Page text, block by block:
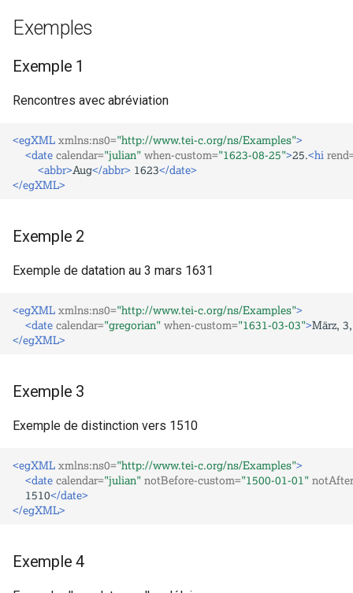
Exemples
Exemple 1
Rencontres avec abréviation
<egXML xmlns:ns0="http://www.tei-c.org/ns/Examples">
<date calendar="julian" when-custom="1623-08-25">25. <hi
<abbr>Aug</abbr> 1623</date>
</egXML>
Exemple 2
Exemple de datation au 3 mars 1631
<egXML xmlns:ns0="http://www.tei-c.org/ns/Examples">
<date calendar="gregorian" when-custom="1631-03-03">März, 3,
</egXML>
Exemple 3
Exemple de distinction vers 1510
<egXML xmlns:ns0="http://www.tei-c.org/ns/Examples">
<date calendar="julian" notBefore-custom="1500-01-01"
1510</date>
</egXML>
Exemple 4